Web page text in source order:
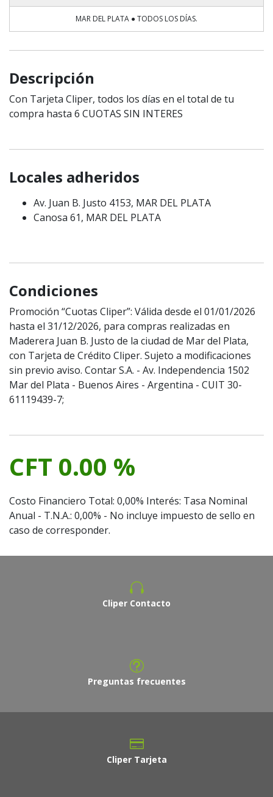
MAR DEL PLATA ● TODOS LOS DÍAS.
Descripción
Con Tarjeta Cliper, todos los días en el total de tu
compra hasta 6 CUOTAS SIN INTERES
Locales adheridos
Av. Juan B. Justo 4153, MAR DEL PLATA
Canosa 61, MAR DEL PLATA
Condiciones
Promoción “Cuotas Cliper”: Válida desde el 01/01/2026
hasta el 31/12/2026, para compras realizadas en
Maderera Juan B. Justo de la ciudad de Mar del Plata,
con Tarjeta de Crédito Cliper. Sujeto a modificaciones
sin previo aviso. Contar S.A. - Av. Independencia 1502
Mar del Plata - Buenos Aires - Argentina - CUIT 30-
61119439-7;
CFT 0.00 %
Costo Financiero Total: 0,00% Interés: Tasa Nominal
Anual - T.N.A.: 0,00% - No incluye impuesto de sello en
caso de corresponder.
Cliper Contacto
Preguntas frecuentes
Cliper Tarjeta